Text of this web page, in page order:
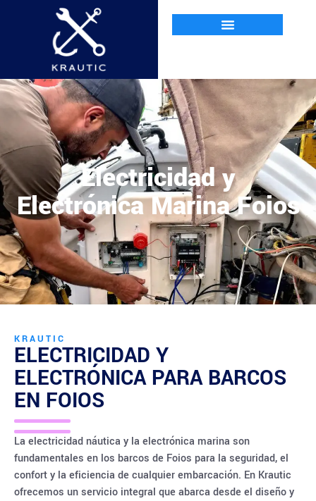
Electricidad y
Electrónica Marina Foios
KRAUTIC
ELECTRICIDAD Y
ELECTRÓNICA PARA BARCOS
EN FOIOS
La electricidad náutica y la electrónica marina son
fundamentales en los barcos de Foios para la seguridad, el
confort y la eficiencia de cualquier embarcación. En Krautic
ofrecemos un servicio integral que abarca desde el diseño y